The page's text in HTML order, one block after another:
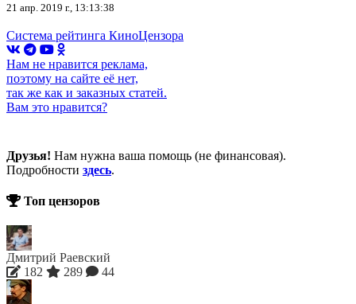
21 апр. 2019 г., 13:13:38
Система рейтинга КиноЦензора
Нам не нравится реклама,
поэтому на сайте её нет,
так же как и заказных статей.
Вам это нравится?
Друзья! Нам нужна ваша помощь (не финансовая).
Подробности здесь.
Топ цензоров
Дмитрий Раевский
182
289 44